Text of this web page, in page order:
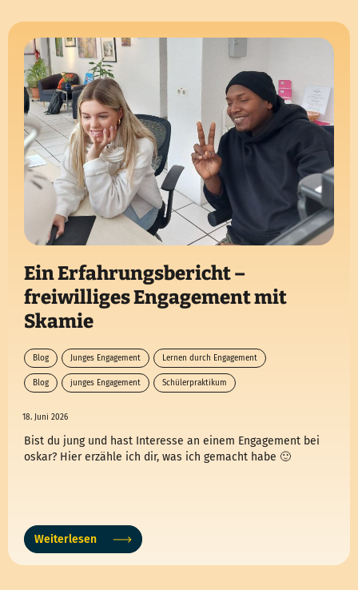
Ein Erfahrungsbericht –
freiwilliges Engagement mit
Skamie
Blog Junges Engagement Lernen durch Engagement
Blog junges Engagement Schülerpraktikum
18. Juni 2026
Bist du jung und hast Interesse an einem Engagement bei
oskar? Hier erzähle ich dir, was ich gemacht habe 🙂
Weiterlesen